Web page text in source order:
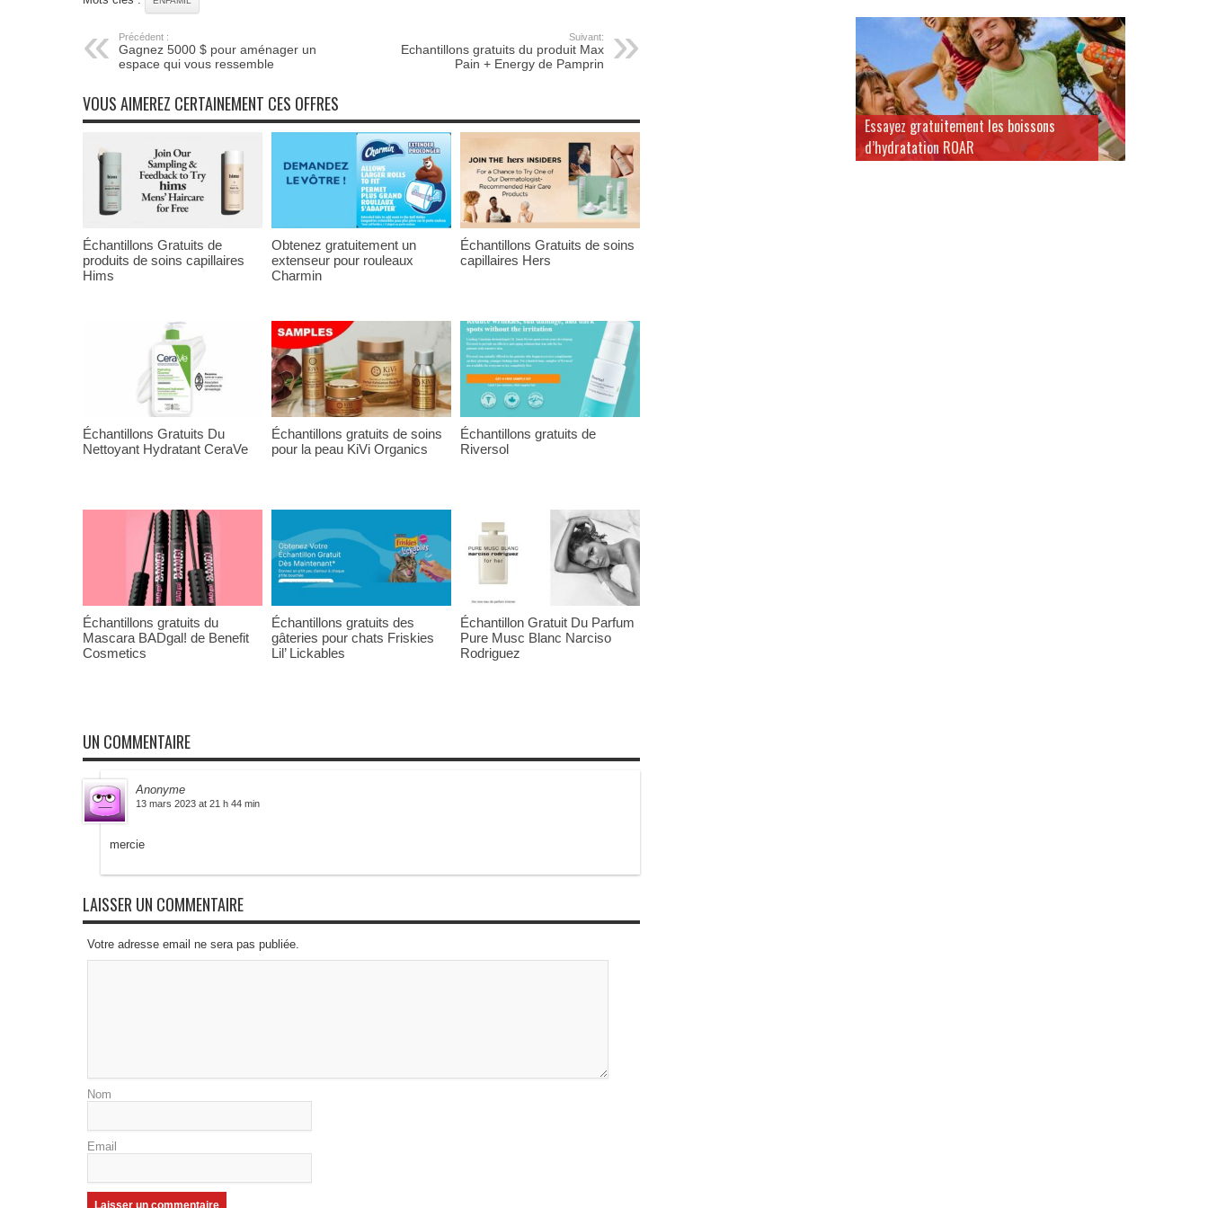
Précédent :
Gagnez 5000 $ pour aménager un
espace qui vous ressemble
Suivant:
Echantillons gratuits du produit Max
Pain + Energy de Pamprin
VOUS AIMEREZ CERTAINEMENT CES OFFRES
Échantillons Gratuits de
produits de soins capillaires
Hims
Obtenez gratuitement un
extenseur pour rouleaux
Charmin
Échantillons Gratuits de soins
capillaires Hers
Échantillons Gratuits Du
Nettoyant Hydratant CeraVe
Échantillons gratuits de soins
pour la peau KiVi Organics
Échantillons gratuits de
Riversol
Échantillons gratuits du
Mascara BADgal! de Benefit
Cosmetics
Échantillons gratuits des
gâteries pour chats Friskies
Lil’ Lickables
Échantillon Gratuit Du Parfum
Pure Musc Blanc Narciso
Rodriguez
UN COMMENTAIRE
Anonyme
13 mars 2023 at 21 h 44 min
mercie
LAISSER UN COMMENTAIRE
Votre adresse email ne sera pas publiée.
Nom
Email
Essayez gratuitement les boissons
d’hydratation ROAR